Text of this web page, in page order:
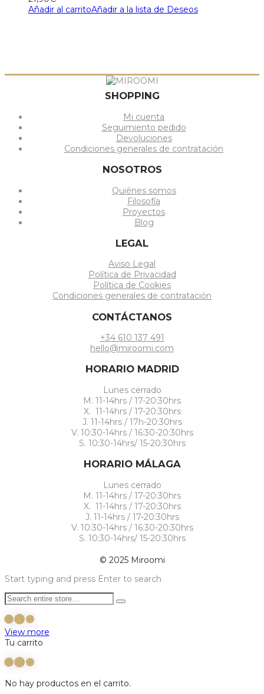
Añadir al carritoAñadir a la lista de Deseos
SHOPPING
Mi cuenta
Seguimiento pedido
Devoluciones
Condiciones generales de contratación
NOSOTROS
Quiénes somos
Filosofía
Proyectos
Blog
LEGAL
Aviso Legal
Política de Privacidad
Política de Cookies
Condiciones generales de contratación
CONTÁCTANOS
+34 610 137 491
hello@miroomi.com
HORARIO MADRID
Lunes cerrado
M. 11-14hrs / 17-20:30hrs
X. 11-14hrs / 17-20:30hrs
J. 11-14hrs / 17h-20:30hrs
V. 10:30-14hrs / 16:30-20:30hrs
S. 10:30-14hrs/ 15-20:30hrs
HORARIO MÁLAGA
Lunes cerrado
M. 11-14hrs / 17-20:30hrs
X. 11-14hrs / 17-20:30hrs
J. 11-14hrs / 17-20:30hrs
V. 10:30-14hrs / 16:30-20:30hrs
S. 10:30-14hrs/ 15-20:30hrs
© 2025 Miroomi
Start typing and press Enter to search
View more
Tu carrito
No hay productos en el carrito.